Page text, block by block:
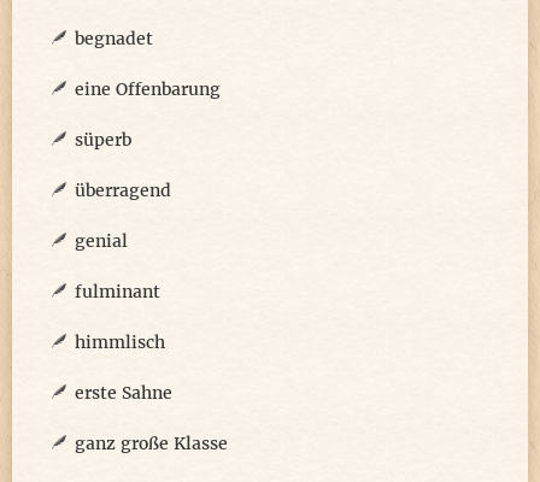
begnadet
eine Offenbarung
süperb
überragend
genial
fulminant
himmlisch
erste Sahne
ganz große Klasse